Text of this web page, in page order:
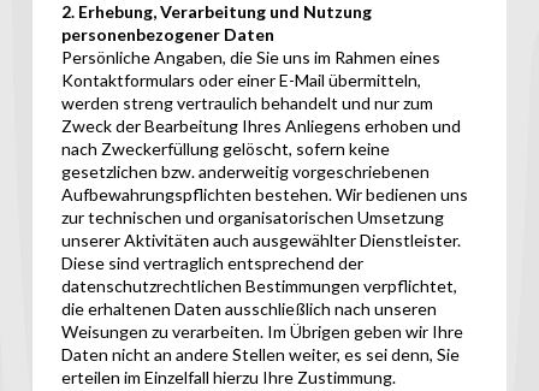
2. Erhebung, Verarbeitung und Nutzung
personenbezogener Daten
Persönliche Angaben, die Sie uns im Rahmen eines
Kontaktformulars oder einer E-Mail übermitteln,
werden streng vertraulich behandelt und nur zum
Zweck der Bearbeitung Ihres Anliegens erhoben und
nach Zweckerfüllung gelöscht, sofern keine
gesetzlichen bzw. anderweitig vorgeschriebenen
Aufbewahrungspflichten bestehen. Wir bedienen uns
zur technischen und organisatorischen Umsetzung
unserer Aktivitäten auch ausgewählter Dienstleister.
Diese sind vertraglich entsprechend der
datenschutzrechtlichen Bestimmungen verpflichtet,
die erhaltenen Daten ausschließlich nach unseren
Weisungen zu verarbeiten. Im Übrigen geben wir Ihre
Daten nicht an andere Stellen weiter, es sei denn, Sie
erteilen im Einzelfall hierzu Ihre Zustimmung.